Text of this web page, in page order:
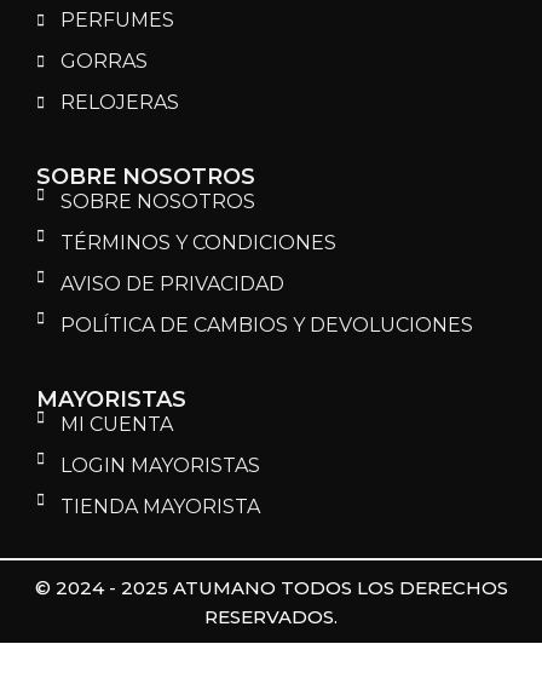
PERFUMES
GORRAS
RELOJERAS
SOBRE NOSOTROS
SOBRE NOSOTROS
TÉRMINOS Y CONDICIONES
AVISO DE PRIVACIDAD
POLÍTICA DE CAMBIOS Y DEVOLUCIONES
MAYORISTAS
MI CUENTA
LOGIN MAYORISTAS
TIENDA MAYORISTA
© 2024 - 2025 ATUMANO TODOS LOS DERECHOS
RESERVADOS.